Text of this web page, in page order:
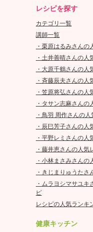
レシピを探す
カテゴリ一覧
講師一覧
・栗原はるみさんの
・土井善晴さんの人
・大原千鶴さんの人
・斉藤辰夫さんの人
・笠原将弘さんの人
・タサン志麻さんの
・鳥羽 周作さんの
・辰巳芳子さんの人
・平野レミさんの人
・藤井恵さんの人気
・小林まさみさんの
・きじまりゅうたさ
・ムラヨシマサユキ
ピ
レシピの人気ランキ
健康キッチン